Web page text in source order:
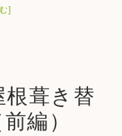
]
葺き替
編）